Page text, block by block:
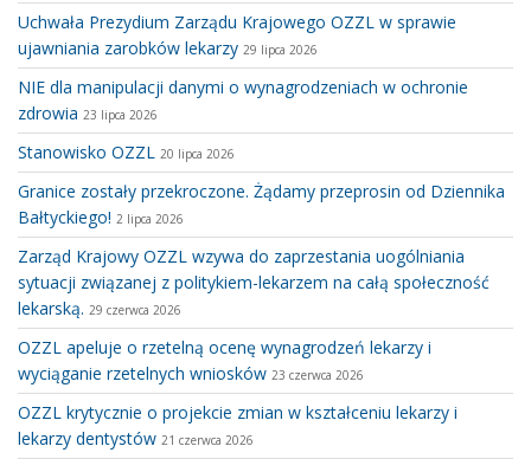
Uchwała Prezydium Zarządu Krajowego OZZL w sprawie
ujawniania zarobków lekarzy 29 lipca 2026
NIE dla manipulacji danymi o wynagrodzeniach w ochronie
zdrowia 23 lipca 2026
Stanowisko OZZL 20 lipca 2026
Granice zostały przekroczone. Żądamy przeprosin od Dziennika
Bałtyckiego! 2 lipca 2026
Zarząd Krajowy OZZL wzywa do zaprzestania uogólniania
sytuacji związanej z politykiem-lekarzem na całą społeczność
lekarską. 29 czerwca 2026
OZZL apeluje o rzetelną ocenę wynagrodzeń lekarzy i
wyciąganie rzetelnych wniosków 23 czerwca 2026
OZZL krytycznie o projekcie zmian w kształceniu lekarzy i
lekarzy dentystów 21 czerwca 2026